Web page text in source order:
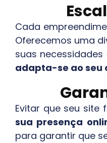
Cada
Oferecemos uma
suas
adapta-se ao seu
Evitar que seu site
sua presença
para garantir que